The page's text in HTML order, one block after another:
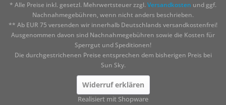
* Alle Preise inkl. gesetzl. Mehrwertsteuer zzgl. Versandkosten und ggf.
Nachnahmegebühren, wenn nicht anders beschrieben.
** Ab EUR 75 versenden wir innerhalb Deutschlands versandkostenfrei!
Ausgenommen davon sind Nachnahmegebühren sowie die Kosten für
Sperrgut und Speditionen!
Die durchgestrichenen Preise entsprechen dem bisherigen Preis bei
Sun Sky.
Widerruf erklären
Realisiert mit Shopware